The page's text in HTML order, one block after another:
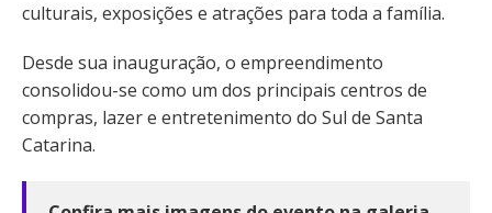
culturais, exposições e atrações para toda a família.
Desde sua inauguração, o empreendimento
consolidou-se como um dos principais centros de
compras, lazer e entretenimento do Sul de Santa
Catarina.